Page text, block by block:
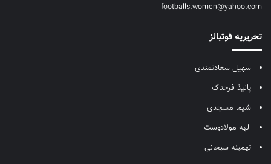
footballs.women@yahoo.com
تحریریه فوتبالز
سهیل سعادتمندی
پانیذ فرحناک
شیما مسجدی
الهه مولادوست
تهمینه سبحانی